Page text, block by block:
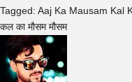
Tagged: Aaj Ka Mausam Kal
कल का मौसम मौसम